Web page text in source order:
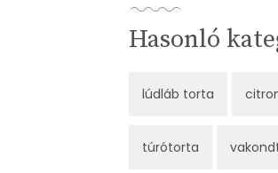
Hasonló
lúdláb torta
túrótorta